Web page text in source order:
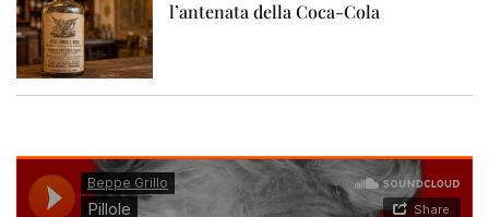
l’antenata della Coca-Cola